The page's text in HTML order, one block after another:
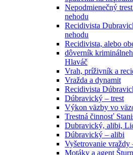
Nepodmienečný
nehodu
Recidivista
nehodu
Recidivista, alebo
dôverník
Hlaváč
Vrah, príživník a
Vražda a dynamit
Recidivista
Dúbravický – trest
Výkon väzby vo
Trestná činnosť
Dubravický, alibi,
Dúbravický – alibi
Vyšetrovanie vraždy
Motáky a agent